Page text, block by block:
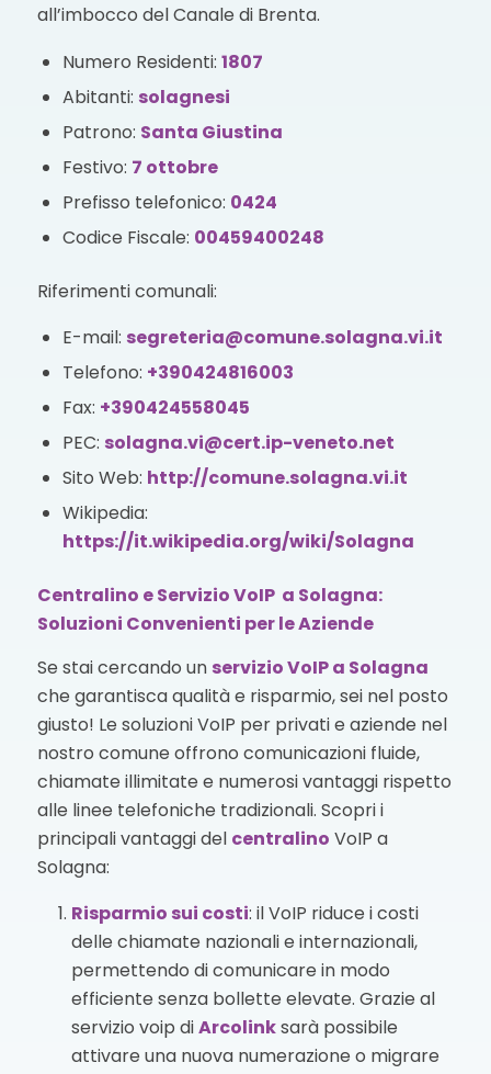
all’imbocco del Canale di Brenta.
Numero Residenti: 1807
Abitanti: solagnesi
Patrono: Santa Giustina
Festivo: 7 ottobre
Prefisso telefonico: 0424
Codice Fiscale: 00459400248
Riferimenti comunali:
E-mail: segreteria@comune.solagna.vi.it
Telefono: +390424816003
Fax: +390424558045
PEC: solagna.vi@cert.ip-veneto.net
Sito Web: http://comune.solagna.vi.it
Wikipedia:
https://it.wikipedia.org/wiki/Solagna
Centralino e Servizio VoIP a Solagna:
Soluzioni Convenienti per le Aziende
Se stai cercando un servizio VoIPa Solagna
che garantisca qualità e risparmio, sei nel posto
giusto! Le soluzioni VoIP per privati e aziende nel
nostro comune offrono comunicazioni fluide,
chiamate illimitate e numerosi vantaggi rispetto
alle linee telefoniche tradizionali. Scopri i
principali vantaggi del centralino VoIP a
Solagna:
Risparmio sui costi: il VoIP riduce i costi
delle chiamate nazionali e internazionali,
permettendo di comunicare in modo
efficiente senza bollette elevate. Grazie al
servizio voip diArcolinksarà possibile
attivare una nuova numerazione o migrare